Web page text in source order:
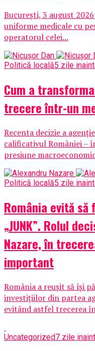
București, 3 august
uniforme medicale cu
operatorul celei...
Politică locală5 zile
Cum a
trecere într-un
Recenta decizie a
calificativul României –
presiune
Politică locală5 zile
România evită
„JUNK”. Rolul
Nazare, în
important
România a reușit să își
investițiilor din partea
evitând astfel trecerea
Uncategorized7 zile